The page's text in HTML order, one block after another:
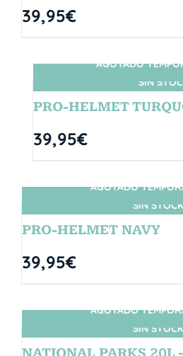
39,95€
SIN
AGOTADO
PRO-HELMET
39,95€
SIN STOCK
AGOTADO
PRO-HELMET NAVY
39,95€
SIN STOCK
AGOTADO